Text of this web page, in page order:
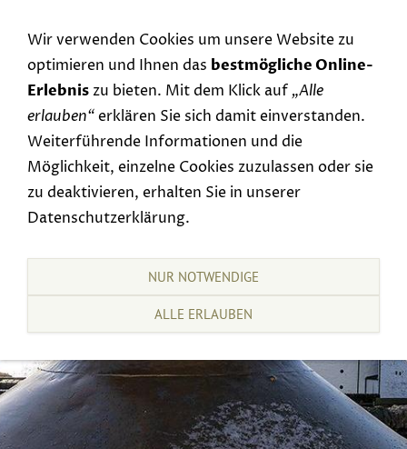
Wir verwenden Cookies um unsere Website zu
optimieren und Ihnen das bestmögliche Online-
Erlebniszu bieten. Mit dem Klick auf „Alle
erlauben“erklären Sie sich damit einverstanden.
Weiterführende Informationen und die
Möglichkeit, einzelne Cookies zuzulassen oder sie
zu deaktivieren, erhalten Sie in unserer
Datenschutzerklärung.
NUR NOTWENDIGE
ALLE ERLAUBEN